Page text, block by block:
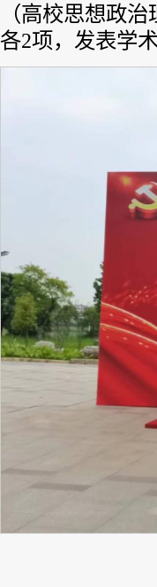
（高校思想政
各2项，发表学